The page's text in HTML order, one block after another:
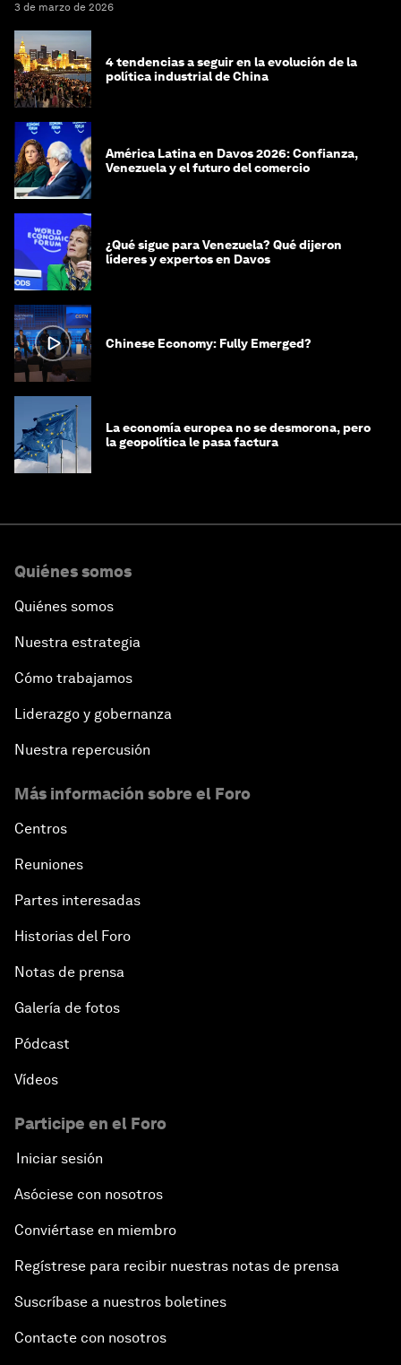
3 de marzo de 2026
4 tendencias a seguir en la evolución de la
política industrial de China
América Latina en Davos 2026: Confianza,
Venezuela y el futuro del comercio
¿Qué sigue para Venezuela? Qué dijeron
líderes y expertos en Davos
Chinese Economy: Fully Emerged?
La economía europea no se desmorona, pero
la geopolítica le pasa factura
Quiénes somos
Quiénes somos
Nuestra estrategia
Cómo trabajamos
Liderazgo y gobernanza
Nuestra repercusión
Más información sobre el Foro
Centros
Reuniones
Partes interesadas
Historias del Foro
Notas de prensa
Galería de fotos
Pódcast
Vídeos
Participe en el Foro
Iniciar sesión
Asóciese con nosotros
Conviértase en miembro
Regístrese para recibir nuestras notas de prensa
Suscríbase a nuestros boletines
Contacte con nosotros